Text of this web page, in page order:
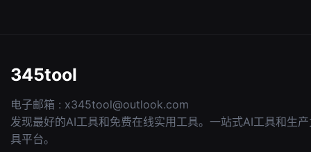
345tool
电子邮箱 : x345tool@outlook.com
发现最好的AI工具和免费在线实用工具。一站式AI工具和生
具平台。